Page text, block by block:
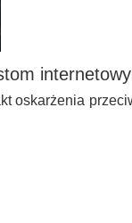
oskarżenia